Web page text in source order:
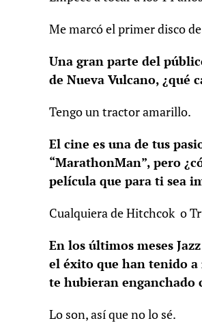
Me marcó el primer disco
Una gran parte del
de Nueva Vulcano, ¿qué
Tengo un tractor amarillo.
El cine es una de tus
“MarathonMan”, pero
película que para ti sea
Cualquiera de Hitchcok o
En los últimos meses
el éxito que han tenido a
te hubieran enganchado
Lo son, así que no lo sé.